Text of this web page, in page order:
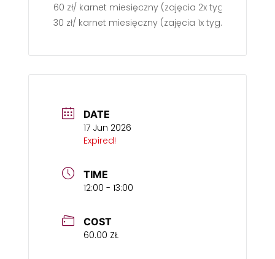
60 zł/ karnet miesięczny (zajęcia 2x tyg.)
30 zł/ karnet miesięczny (zajęcia 1x tyg.)
DATE
17 Jun 2026
Expired!
TIME
12:00 - 13:00
COST
60.00 ZŁ